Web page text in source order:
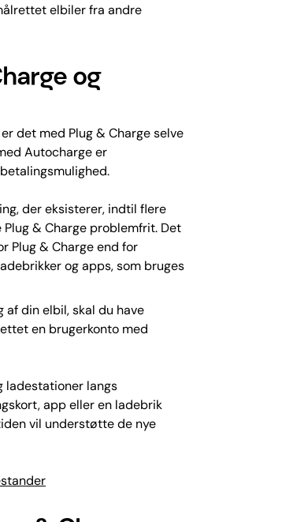
elbiler fra andre
og
det med Plug & Charge selve
Autocharge er
der eksisterer, indtil flere
& Charge problemfrit. Det
Plug & Charge end for
og apps, som bruges
din elbil, skal du have
en brugerkonto med
ladestationer langs
app eller en ladebrik
vil understøtte de nye